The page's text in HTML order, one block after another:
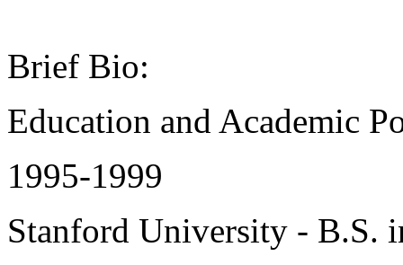
Brief Bio:
Education and Academic
1995-1999
Stanford University - B.S.